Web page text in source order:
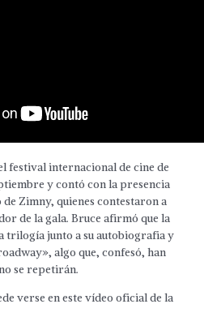
festival internacional de cine de
y contó con la presencia
Zimny, quienes contestaron a
de la gala. Bruce afirmó que la
trilogía junto a su autobiografia y
algo que, confesó, han
se repetirán.
verse en este vídeo oficial de la